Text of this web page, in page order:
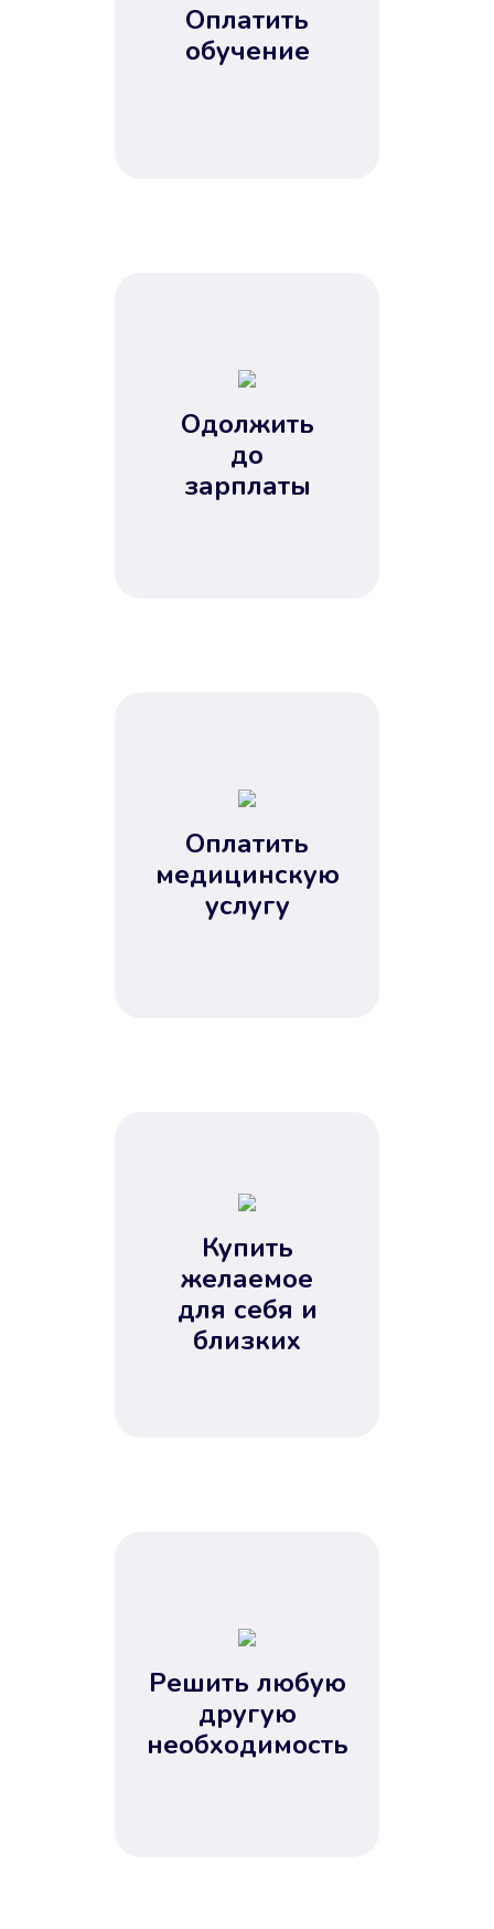
Оплатить
обучение
Одолжить
до
зарплаты
Оплатить
медицинскую
услугу
Купить
желаемое
для себя и
близких
Решить любую
другую
необходимость